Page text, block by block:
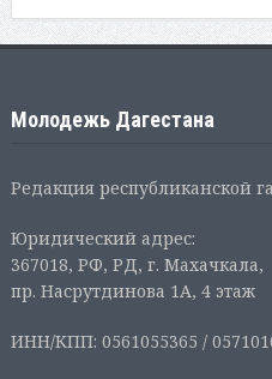
Молодежь Дагестана
Редакция республиканской
Юридический адрес:
367018, РФ, РД, г. Махачкала,
пр. Насрутдинова 1А, 4 этаж
ИНН/КПП: 0561055365 /